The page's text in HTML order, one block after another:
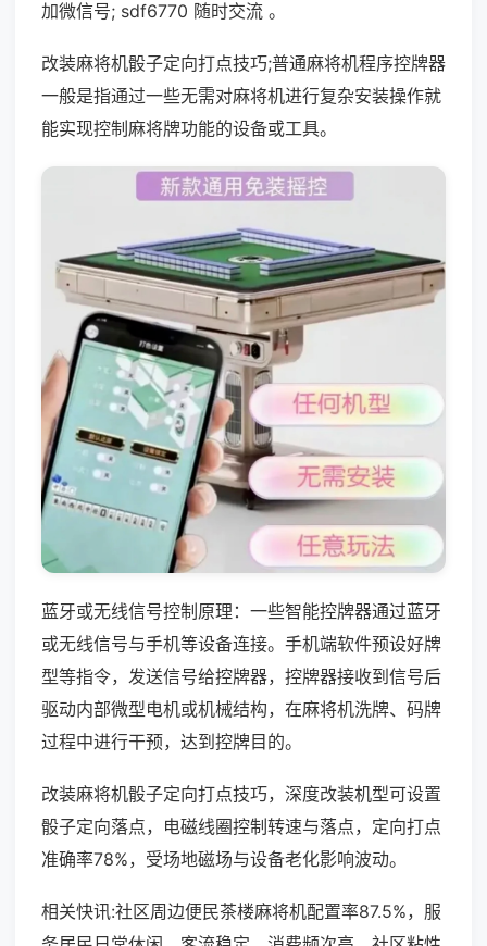
加微信号; sdf6770 随时交流 。
改装麻将机骰子定向打点技巧;普通麻将机程序控牌器
一般是指通过一些无需对麻将机进行复杂安装操作就
能实现控制麻将牌功能的设备或工具。
蓝牙或无线信号控制原理：一些智能控牌器通过蓝牙
或无线信号与手机等设备连接。手机端软件预设好牌
型等指令，发送信号给控牌器，控牌器接收到信号后
驱动内部微型电机或机械结构，在麻将机洗牌、码牌
过程中进行干预，达到控牌目的。
改装麻将机骰子定向打点技巧，深度改装机型可设置
骰子定向落点，电磁线圈控制转速与落点，定向打点
准确率78%，受场地磁场与设备老化影响波动。
相关快讯:社区周边便民茶楼麻将机配置率87.5%，服